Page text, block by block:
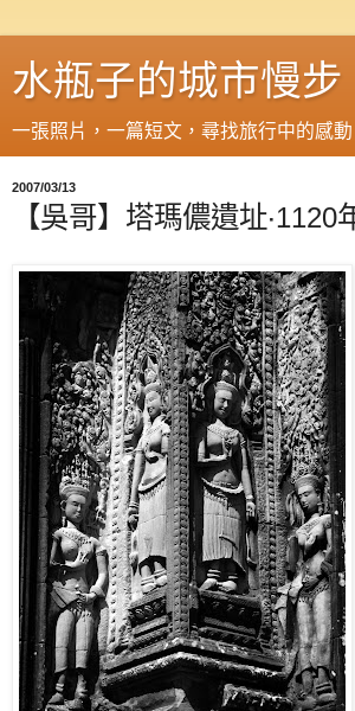
水瓶子的城市慢步
一張照片，一篇短文，尋找旅行中的感動
2007/03/13
【吳哥】塔瑪儂遺址‧1120